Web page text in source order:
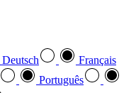
Deutsch
Français
Português